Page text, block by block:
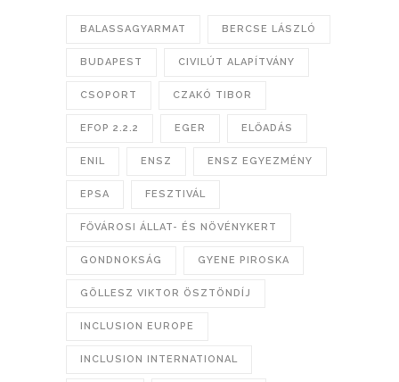
BALASSAGYARMAT BERCSE LÁSZLÓ
BUDAPEST CIVILÚT ALAPÍTVÁNY
CSOPORT CZAKÓ TIBOR
EFOP 2.2.2 EGER ELŐADÁS
ENIL ENSZ ENSZ EGYEZMÉNY
EPSA FESZTIVÁL
FŐVÁROSI ÁLLAT- ÉS NÖVÉNYKERT
GONDNOKSÁG GYENE PIROSKA
GÖLLESZ VIKTOR ÖSZTÖNDÍJ
INCLUSION EUROPE
INCLUSION INTERNATIONAL